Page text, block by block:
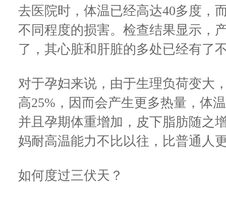
去医院时，体温已经高达40多度，
不同程度的损害。检查结果显示，
了，其心脏和肝脏的多处已经有了
对于孕妇来说，由于生理负荷变大
高25%，因而会产生更多热量，体
并且孕期体重增加，皮下脂肪随之
妈耐高温能力不比以往，比普通人
如何度过三伏天？